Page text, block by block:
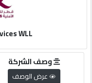
English
WLL
وصف الشركة
عرض الوصف